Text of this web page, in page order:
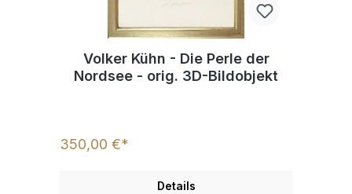
Volker Kühn - Die Perle der
Nordsee - orig. 3D-Bildobjekt
350,00 €*
Details